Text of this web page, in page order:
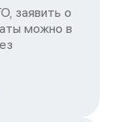
заявить о
можно в